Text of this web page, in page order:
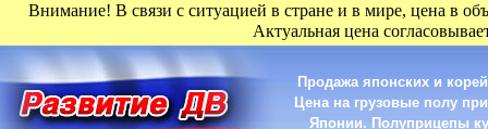
Внимание! В связи с ситуацией в стране и в мире, цена в
Актуальная цена
Продажа японских и
Цена на грузовые полу
Японии. Полуприцепы